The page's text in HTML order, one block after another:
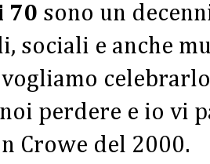
70 sono un
sociali e anche
vogliamo
perdere e io vi
Crowe del 2000.